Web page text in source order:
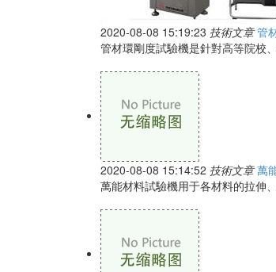
2020-08-08 15:19:23 技術文章 管
管材環剛度試驗機是針對高等院校
2020-08-08 15:14:52 技術文章 萬
萬能材料試驗機用于各材料的拉伸